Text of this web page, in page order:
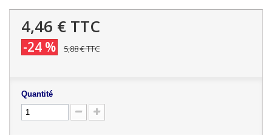
4,46 € TTC
-24 % 5,88 €TTC
Quantité